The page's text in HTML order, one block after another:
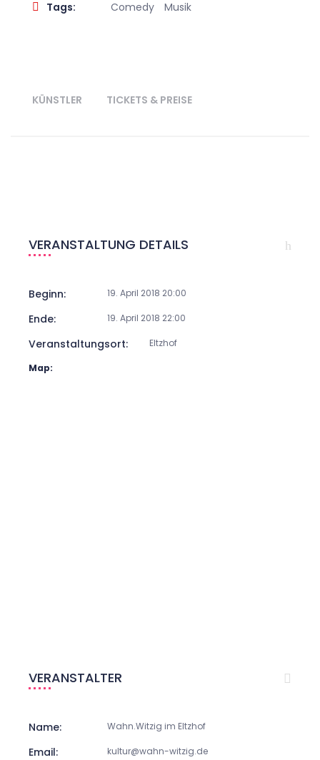
Tags: Comedy Musik
KÜNSTLER TICKETS & PREISE
VERANSTALTUNG DETAILS
Beginn: 19. April 2018 20:00
Ende: 19. April 2018 22:00
Veranstaltungsort: Eltzhof
Map:
VERANSTALTER
Name: Wahn.Witzig im Eltzhof
Email: kultur@wahn-witzig.de